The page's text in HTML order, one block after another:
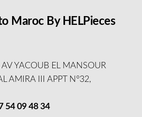
Maroc By HELPieces
AV YACOUB EL MANSOUR
AMIRA III APPT N°32,
54 09 48 34